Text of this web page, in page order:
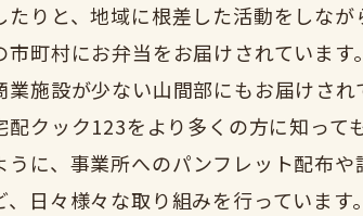
たりと、地域に根差した活動をしなが
市町村にお弁当をお届けされています
業施設が少ない山間部にもお届けされ
配クック123をより多くの方に知って
うに、事業所へのパンフレット配布や
、日々様々な取り組みを行っています。